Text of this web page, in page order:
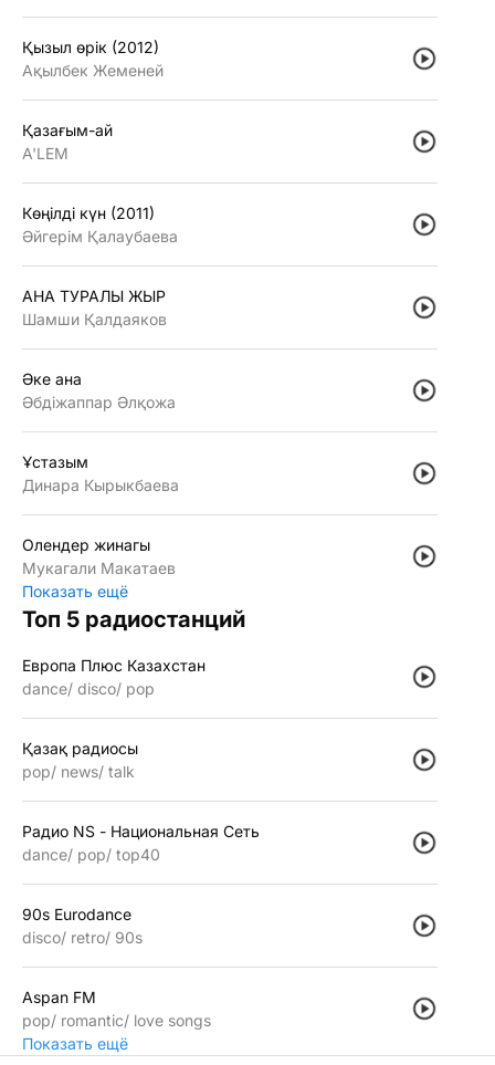
Қызыл өрiк (2012)
Ақылбек Жеменей
Қазағым-ай
A'LEM
Көңiлдi күн (2011)
Әйгерiм Қалаубаева
АНА ТУРАЛЫ ЖЫР
Шамши Қалдаяков
Әке ана
Әбдiжаппар Әлқожа
Ұстазым
Динара Кырыкбаева
Олендер жинагы
Мукагали Макатаев
Показать ещё
Топ 5 радиостанций
Европа Плюс Казахстан
dance disco pop
Қазақ радиосы
pop
news talk
Радио NS - Национальная Сеть
dance pop top40
90s Eurodance
disco retro 90s
Aspan FM
pop
romantic
love songs
Показать ещё